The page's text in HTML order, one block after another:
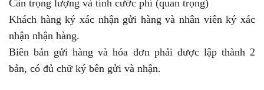
Cân trọng lượng và tính cước phí (quan trọng)
Khách hàng ký xác nhận gửi hàng và nhân viên ký xác
nhận nhận hàng.
Biên bản gửi hàng và hóa đơn phải được lập thành 2
bản, có đủ chữ ký bên gửi và nhận.